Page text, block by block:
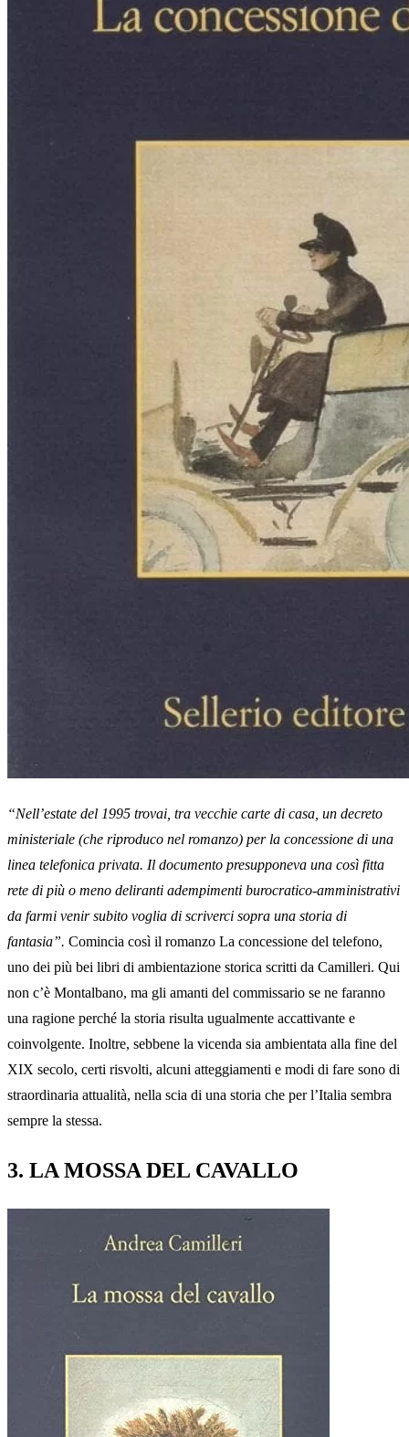
“Nell’estate del 1995 trovai, tra vecchie carte di casa, un decreto
ministeriale (che riproduco nel romanzo) per la concessione di una
linea telefonica privata. Il documento presupponeva una così fitta
rete di più o meno deliranti adempimenti burocratico-amministrativi
da farmi venir subito voglia di scriverci sopra una storia di
fantasia”. Comincia così il romanzo La concessione del telefono,
uno dei più bei libri di ambientazione storica scritti da Camilleri. Qui
non c’è Montalbano, ma gli amanti del commissario se ne faranno
una ragione perché la storia risulta ugualmente accattivante e
coinvolgente. Inoltre, sebbene la vicenda sia ambientata alla fine del
XIX secolo, certi risvolti, alcuni atteggiamenti e modi di fare sono di
straordinaria attualità, nella scia di una storia che per l’Italia sembra
sempre la stessa.
3. LA MOSSA DEL CAVALLO